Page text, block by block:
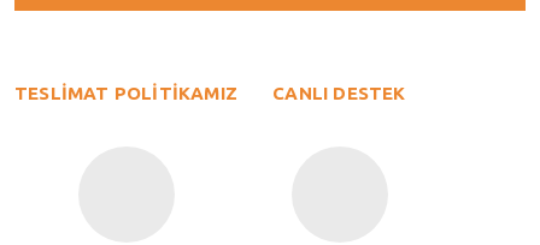
TESLİMAT POLİTİKAMIZ CANLI DESTEK